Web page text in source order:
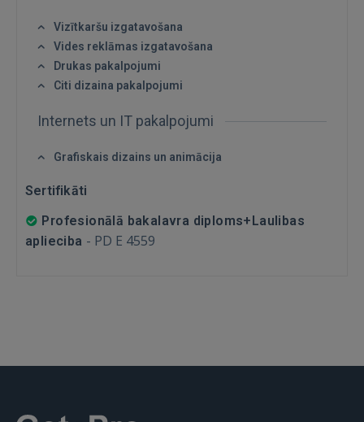
IENĀKT
Aizmirsāt paroli?
GOOGLE
Vizītkaršu izgatavošana
Vides reklāmas izgatavošana
Drukas pakalpojumi
Citi dizaina pakalpojumi
Internets un IT pakalpojumi
Grafiskais dizains un animācija
Sertifikāti
Profesionālā bakalavra diploms+Laulibas
aplieciba - PD E 4559